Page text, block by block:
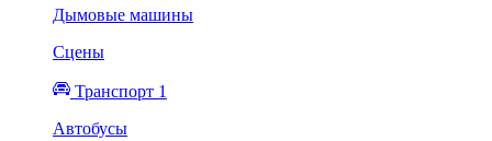
Дымовые машины
Сцены
Транспорт 1
Автобусы